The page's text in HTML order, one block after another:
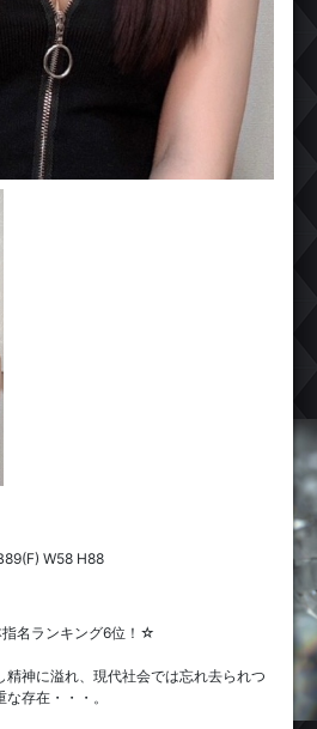
W58 H88
名ランキング6位！☆
精神に溢れ、現代社会では忘れ去られつ
存在・・・。